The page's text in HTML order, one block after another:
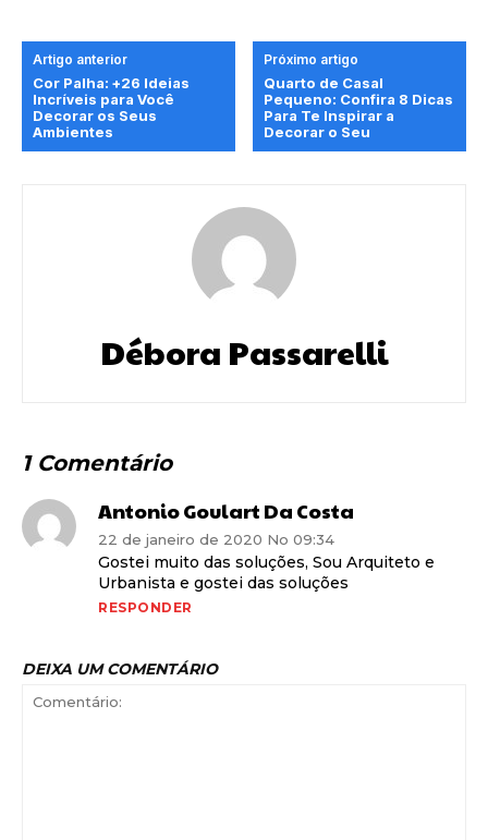
Artigo anterior
Cor Palha: +26 Ideias
Incríveis para Você
Decorar os Seus
Ambientes
Próximo artigo
Quarto de Casal
Pequeno: Confira 8 Dicas
Para Te Inspirar a
Decorar o Seu
Débora Passarelli
1 Comentário
Antonio Goulart Da Costa
22 de janeiro de 2020 No 09:34
Gostei muito das soluções, Sou Arquiteto e
Urbanista e gostei das soluções
RESPONDER
DEIXA UM COMENTÁRIO